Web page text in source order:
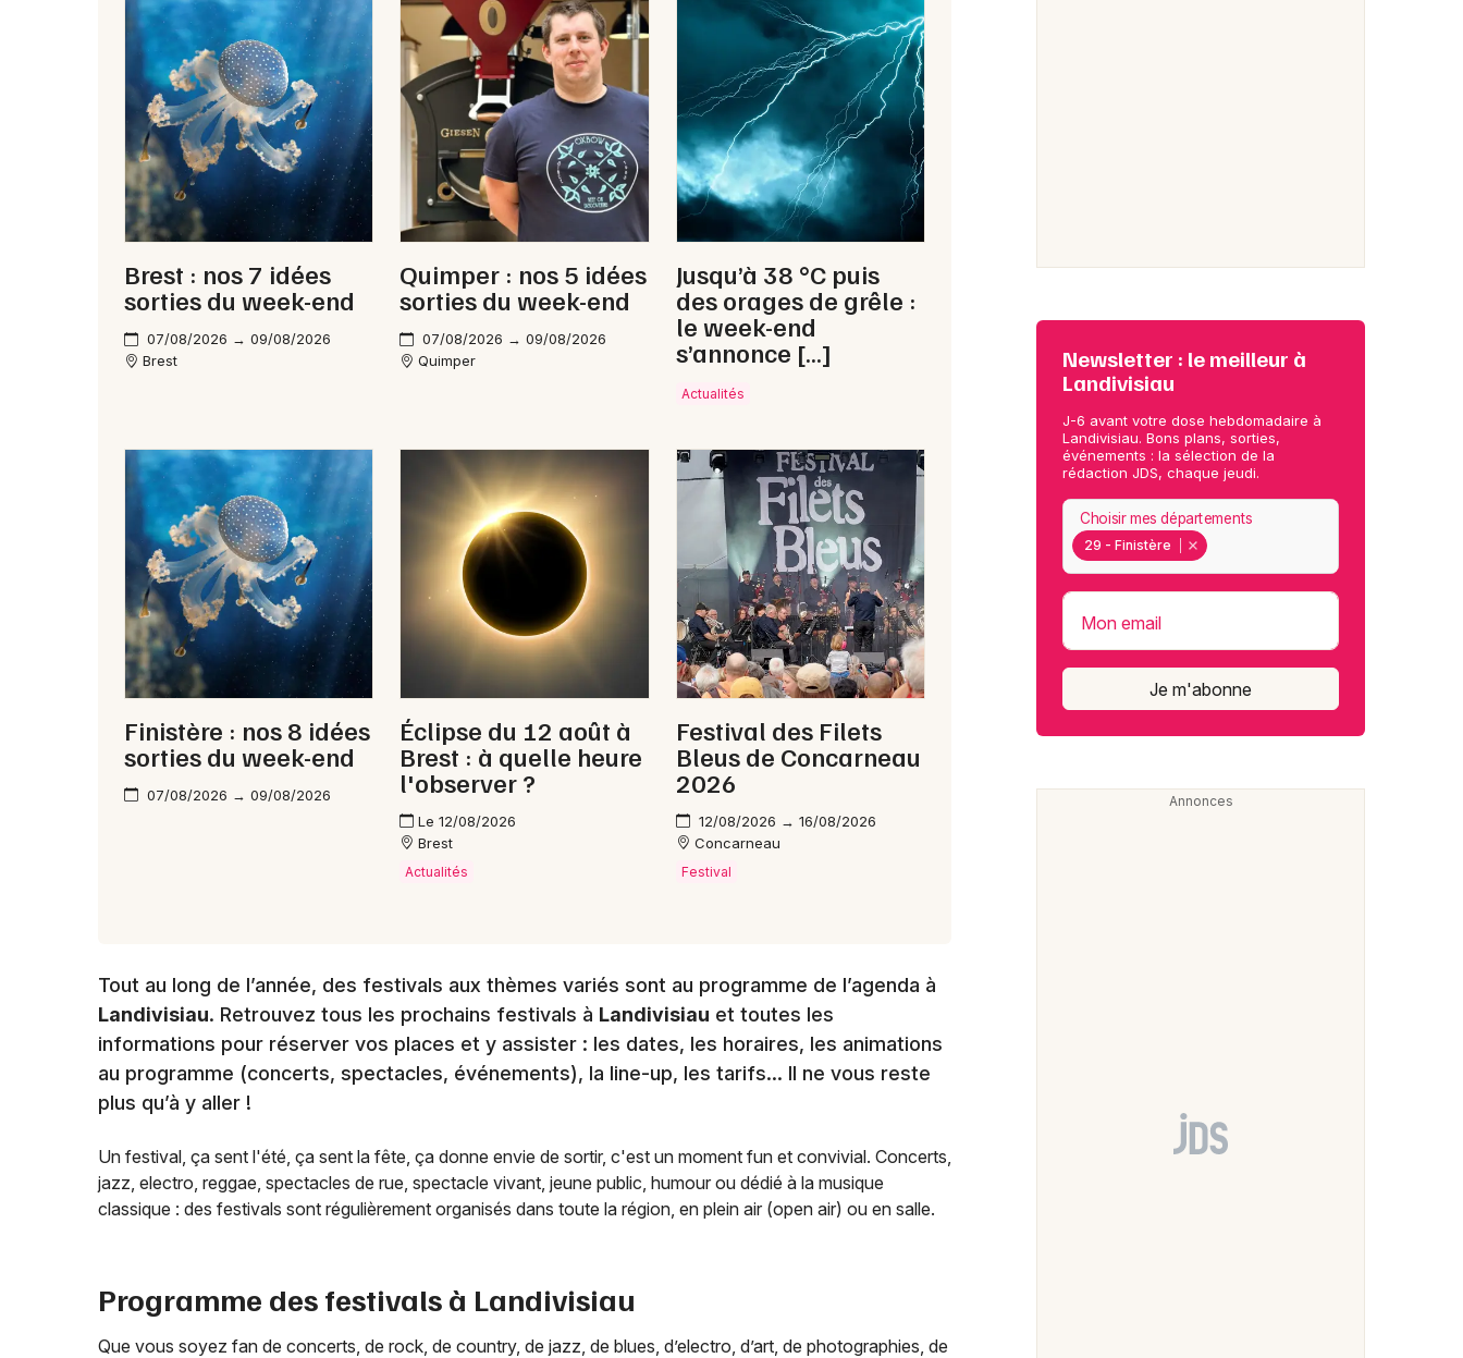
Newsletter des sorties
Artistes en tournée
Actus à Landivisiau
Magazine à Landivisiau
Choisir mes départements
Je m'abonne
Brest : nos 7 idées
sorties du week-end
07/08/2026 → 09/08/2026
Brest
Quimper : nos 5 idées
sorties du week-end
07/08/2026 → 09/08/2026
Quimper
Jusqu’à 38 °C puis
des orages de grêle :
le week-end
s’annonce […]
Actualités
Finistère : nos 8 idées
sorties du week-end
07/08/2026 → 09/08/2026
Éclipse du 12 août à
Brest : à quelle heure
l'observer ?
Le 12/08/2026
Brest
Actualités
Festival des Filets
Bleus de Concarneau
2026
12/08/2026 → 16/08/2026
Concarneau
Festival
Tout au long de l’année, des festivals aux thèmes variés sont au programme de l’agenda à
Landivisiau. Retrouvez tous les prochains festivals à Landivisiau et toutes les
informations pour réserver vos places et y assister : les dates, les horaires, les animations
au programme (concerts, spectacles, événements), la line-up, les tarifs… Il ne vous reste
plus qu’à y aller !
Un festival, ça sent l'été, ça sent la fête, ça donne envie de sortir, c'est un moment fun et convivial. Concerts,
jazz, electro, reggae, spectacles de rue, spectacle vivant, jeune public, humour ou dédié à la musique
classique : des festivals sont régulièrement organisés dans toute la région, en plein air (open air) ou en salle.
Programme des festivals à Landivisiau
Que vous soyez fan de concerts, de rock, de country, de jazz, de blues, d’electro, d’art, de photographies, de
Newsletter : le meilleur à
Landivisiau
J-6 avant votre dose hebdomadaire à
Landivisiau. Bons plans, sorties,
événements : la sélection de la
rédaction JDS, chaque jeudi.
29 - Finistère
Choisir mes départements
Mon email
Je m'abonne